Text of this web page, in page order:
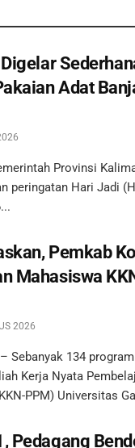
Adat
Provinsi
peringatan Hari Jadi
Pemkab
Mahasiswa
2026
Sebanyak 134
Kerja Nyata
PPM) Universitas
Pedagang